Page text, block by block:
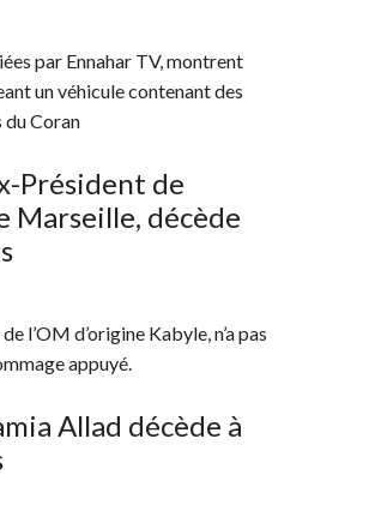
par Ennahar TV, montrent
un véhicule contenant des
du Coran
Président de
Marseille, décède
l’OM d’origine Kabyle, n’a pas
appuyé.
Allad décède à